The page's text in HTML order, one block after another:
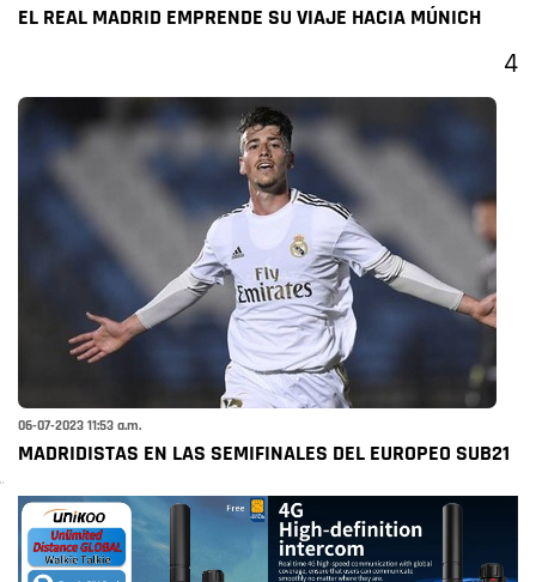
EL REAL MADRID EMPRENDE SU VIAJE HACIA MÚNICH
4
06-07-2023 11:53 a.m.
MADRIDISTAS EN LAS SEMIFINALES DEL EUROPEO SUB21